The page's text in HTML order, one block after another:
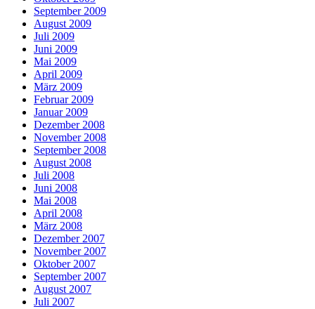
September 2009
August 2009
Juli 2009
Juni 2009
Mai 2009
April 2009
März 2009
Februar 2009
Januar 2009
Dezember 2008
November 2008
September 2008
August 2008
Juli 2008
Juni 2008
Mai 2008
April 2008
März 2008
Dezember 2007
November 2007
Oktober 2007
September 2007
August 2007
Juli 2007